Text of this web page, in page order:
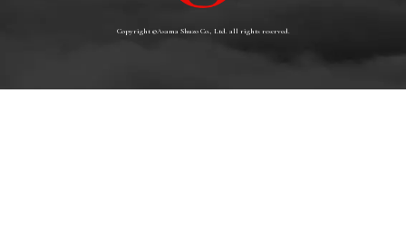
Copyright ©Asama Shuzo Co., Ltd. all rights reserved.